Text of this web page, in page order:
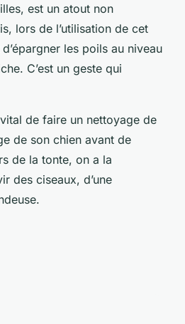
est un atout non
lors de l’utilisation de cet
les poils au niveau
C’est un geste qui
de faire un nettoyage de
de son chien avant de
de la tonte, on a la
des ciseaux, d’une